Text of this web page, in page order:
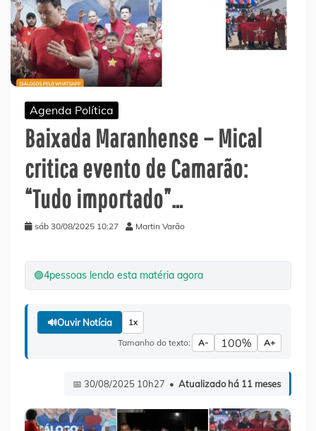
Agenda Política
Baixada Maranhense – Mical
critica evento de Camarão:
“Tudo importado”…
sáb 30/08/2025 10:27 Martin Varão
🟢4pessoas lendo esta matéria agora
🔊Ouvir Notícia 1x
Tamanho do texto: A- 100% A+
📅 30/08/2025 10h27 • Atualizado há 11 meses